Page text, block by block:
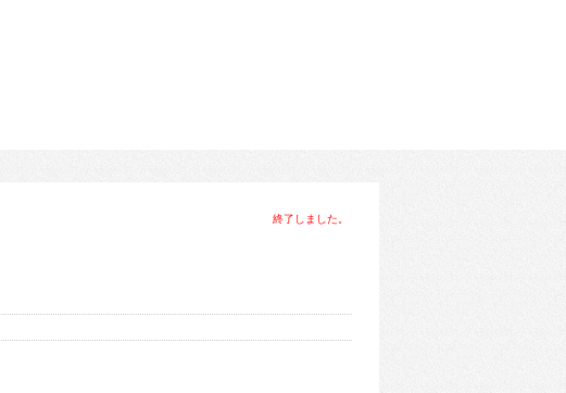
終了しました。